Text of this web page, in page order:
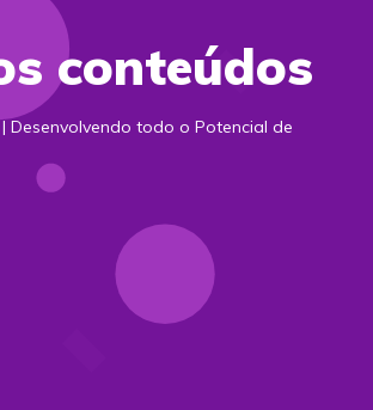
conteúdos
Desenvolvendo todo o Potencial de